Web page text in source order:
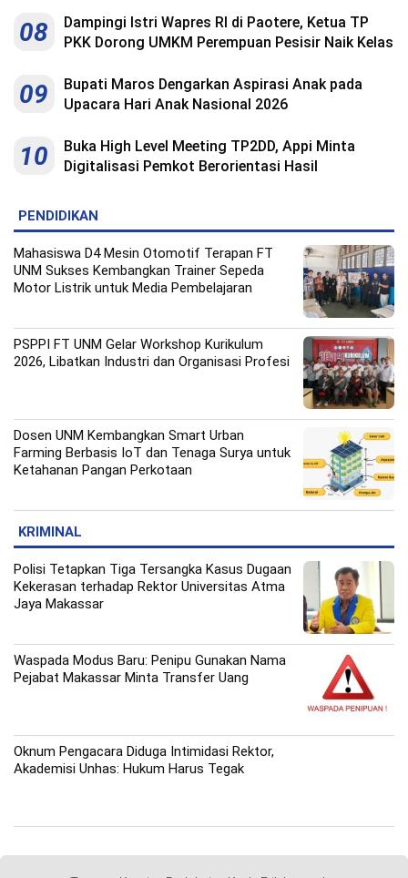
08
Dampingi Istri Wapres RI di Paotere, Ketua TP
PKK Dorong UMKM Perempuan Pesisir Naik Kelas
09
Bupati Maros Dengarkan Aspirasi Anak pada
Upacara Hari Anak Nasional 2026
10
Buka High Level Meeting TP2DD, Appi Minta
Digitalisasi Pemkot Berorientasi Hasil
PENDIDIKAN
Mahasiswa D4 Mesin Otomotif Terapan FT
UNM Sukses Kembangkan Trainer Sepeda
Motor Listrik untuk Media Pembelajaran
PSPPI FT UNM Gelar Workshop Kurikulum
2026, Libatkan Industri dan Organisasi Profesi
Dosen UNM Kembangkan Smart Urban
Farming Berbasis IoT dan Tenaga Surya untuk
Ketahanan Pangan Perkotaan
KRIMINAL
Polisi Tetapkan Tiga Tersangka Kasus Dugaan
Kekerasan terhadap Rektor Universitas Atma
Jaya Makassar
Waspada Modus Baru: Penipu Gunakan Nama
Pejabat Makassar Minta Transfer Uang
Oknum Pengacara Diduga Intimidasi Rektor,
Akademisi Unhas: Hukum Harus Tegak